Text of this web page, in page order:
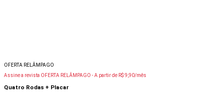
OFERTA RELÂMPAGO
Assine a revista OFERTA RELÂMPAGO -A partir de R$ 9,90/mês
Quatro Rodas + Placar